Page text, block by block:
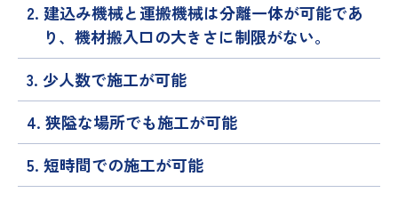
2. 建込み機械と運搬機械は分離一体が可能であ
り、機材搬入口の大きさに制限がない。
3. 少人数で施工が可能
4. 狭隘な場所でも施工が可能
5. 短時間での施工が可能